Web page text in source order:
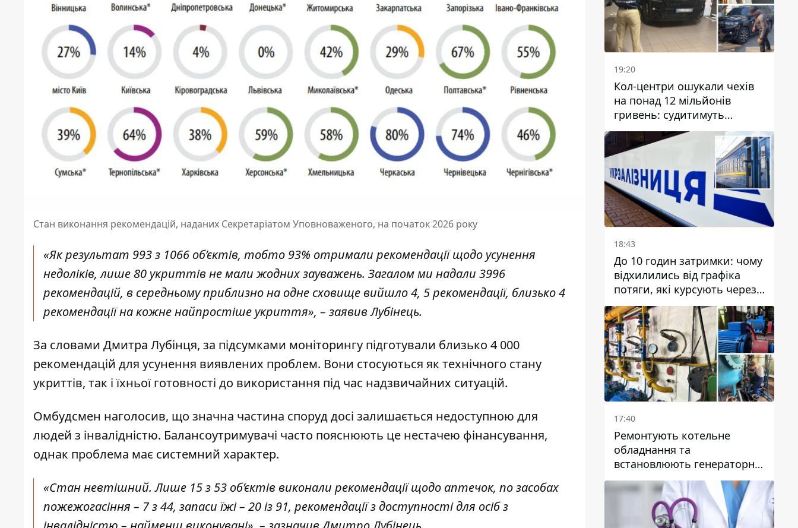
Стан виконання рекомендацій, наданих Секретаріатом Уповноваженого, на початок 2026 року
«Як результат 993 з 1066 об’єктів, тобто 93% отримали рекомендації щодо усунення
недоліків, лише 80 укриттів не мали жодних зауважень. Загалом ми надали 3996
рекомендацій, в середньому приблизно на одне сховище вийшло 4, 5 рекомендації, близько 4
рекомендації на кожне найпростіше укриття», – заявив Лубінець.
За словами Дмитра Лубінця, за підсумками моніторингу підготували близько 4 000
рекомендацій для усунення виявлених проблем. Вони стосуються як технічного стану
укриттів, так і їхньої готовності до використання під час надзвичайних ситуацій.
Омбудсмен наголосив, що значна частина споруд досі залишається недоступною для
людей з інвалідністю. Балансоутримувачі часто пояснюють це нестачею фінансування,
однак проблема має системний характер.
«Стан невтішний. Лише 15 з 53 об’єктів виконали рекомендації щодо аптечок, по засобах
пожежогасіння – 7 з 44, запаси їжі – 20 із 91, рекомендації з доступності для осіб з
19:20
Кол-центри ошукали чехів
на понад 12 мільйонів
гривень: судитимуть
дніпрянина, який
організував
транснаціональну злочинну
організацію
18:43
До 10 годин затримки: чому
відхилились від графіка
потяги, які курсують через
Дніпро та область
17:40
Ремонтують котельне
обладнання та
встановлюють генераторні
установки: як у Дніпрі
готуються до
опалювального сезону